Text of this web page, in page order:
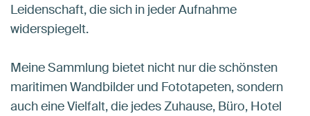
Leidenschaft, die sich in jeder Aufnahme
widerspiegelt.
Meine Sammlung bietet nicht nur die schönsten
maritimen Wandbilder und Fototapeten, sondern
auch eine Vielfalt, die jedes Zuhause, Büro, Hotel